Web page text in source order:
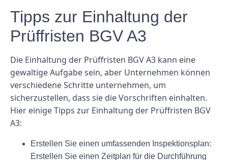
Tipps zur Einhaltung der
Prüffristen BGV A3
Die Einhaltung der Prüffristen BGV A3 kann eine
gewaltige Aufgabe sein, aber Unternehmen können
verschiedene Schritte unternehmen, um
sicherzustellen, dass sie die Vorschriften einhalten.
Hier einige Tipps zur Einhaltung der Prüffristen BGV
A3:
Erstellen Sie einen umfassenden Inspektionsplan:
Erstellen Sie einen Zeitplan für die Durchführung